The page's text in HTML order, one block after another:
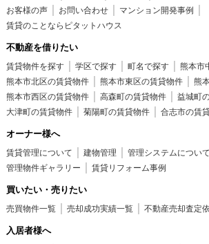
お客様の声
お問い合わせ
マンション開発事例
賃貸のことならピタットハウス
不動産を借りたい
賃貸物件を探す 学区で探す 町名で探す
熊本市
熊本市北区の賃貸物件
熊本市東区の賃貸物件
熊
熊本市西区の賃貸物件
高森町の賃貸物件
益城町
大津町の賃貸物件
菊陽町の賃貸物件 合志市の賃
オーナー様へ
賃貸管理について 建物管理 管理システムについて
管理物件ギャラリー
賃貸リフォーム事例
買いたい・売りたい
売買物件一覧 売却成功実績一覧 不動産売却査定
入居者様へ